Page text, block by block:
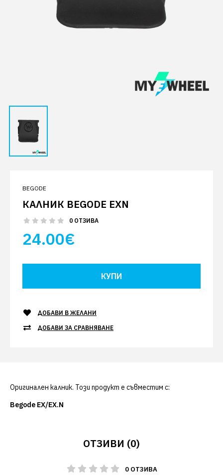
BEGODE
КАЛНИК BEGODE EXN
0 ОТЗИВА
24.00€
ДОБАВИ В ЖЕЛАНИ
ДОБАВИ ЗА СРАВНЯВАНЕ
Оригинален калник. Този продукт е съвместим с:
Begode EX/EX.N
ОТЗИВИ (0)
0 ОТЗИВА